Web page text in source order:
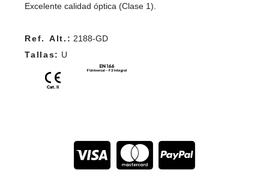
Excelente calidad óptica (Clase 1).
Ref. Alt.: 2188-GD
Tallas: U